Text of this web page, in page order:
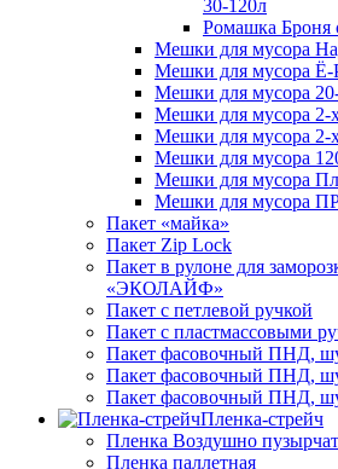
30-120л
Ромашка Броня
Мешки для мусора
Мешки для мусора Ё-
Мешки для мусора
Мешки для мусора
Мешки для мусора
Мешки для мусора
Мешки для мусора
Мешки для мусора
Пакет «майка»
Пакет Zip Lock
Пакет в рулоне для
«ЭКОЛАЙФ»
Пакет с петлевой ручкой
Пакет с пластмассовыми
Пакет фасовочный ПНД,
Пакет фасовочный ПНД,
Пакет фасовочный ПНД,
Пленка-стрейч
Пленка Воздушно
Пленка паллетная